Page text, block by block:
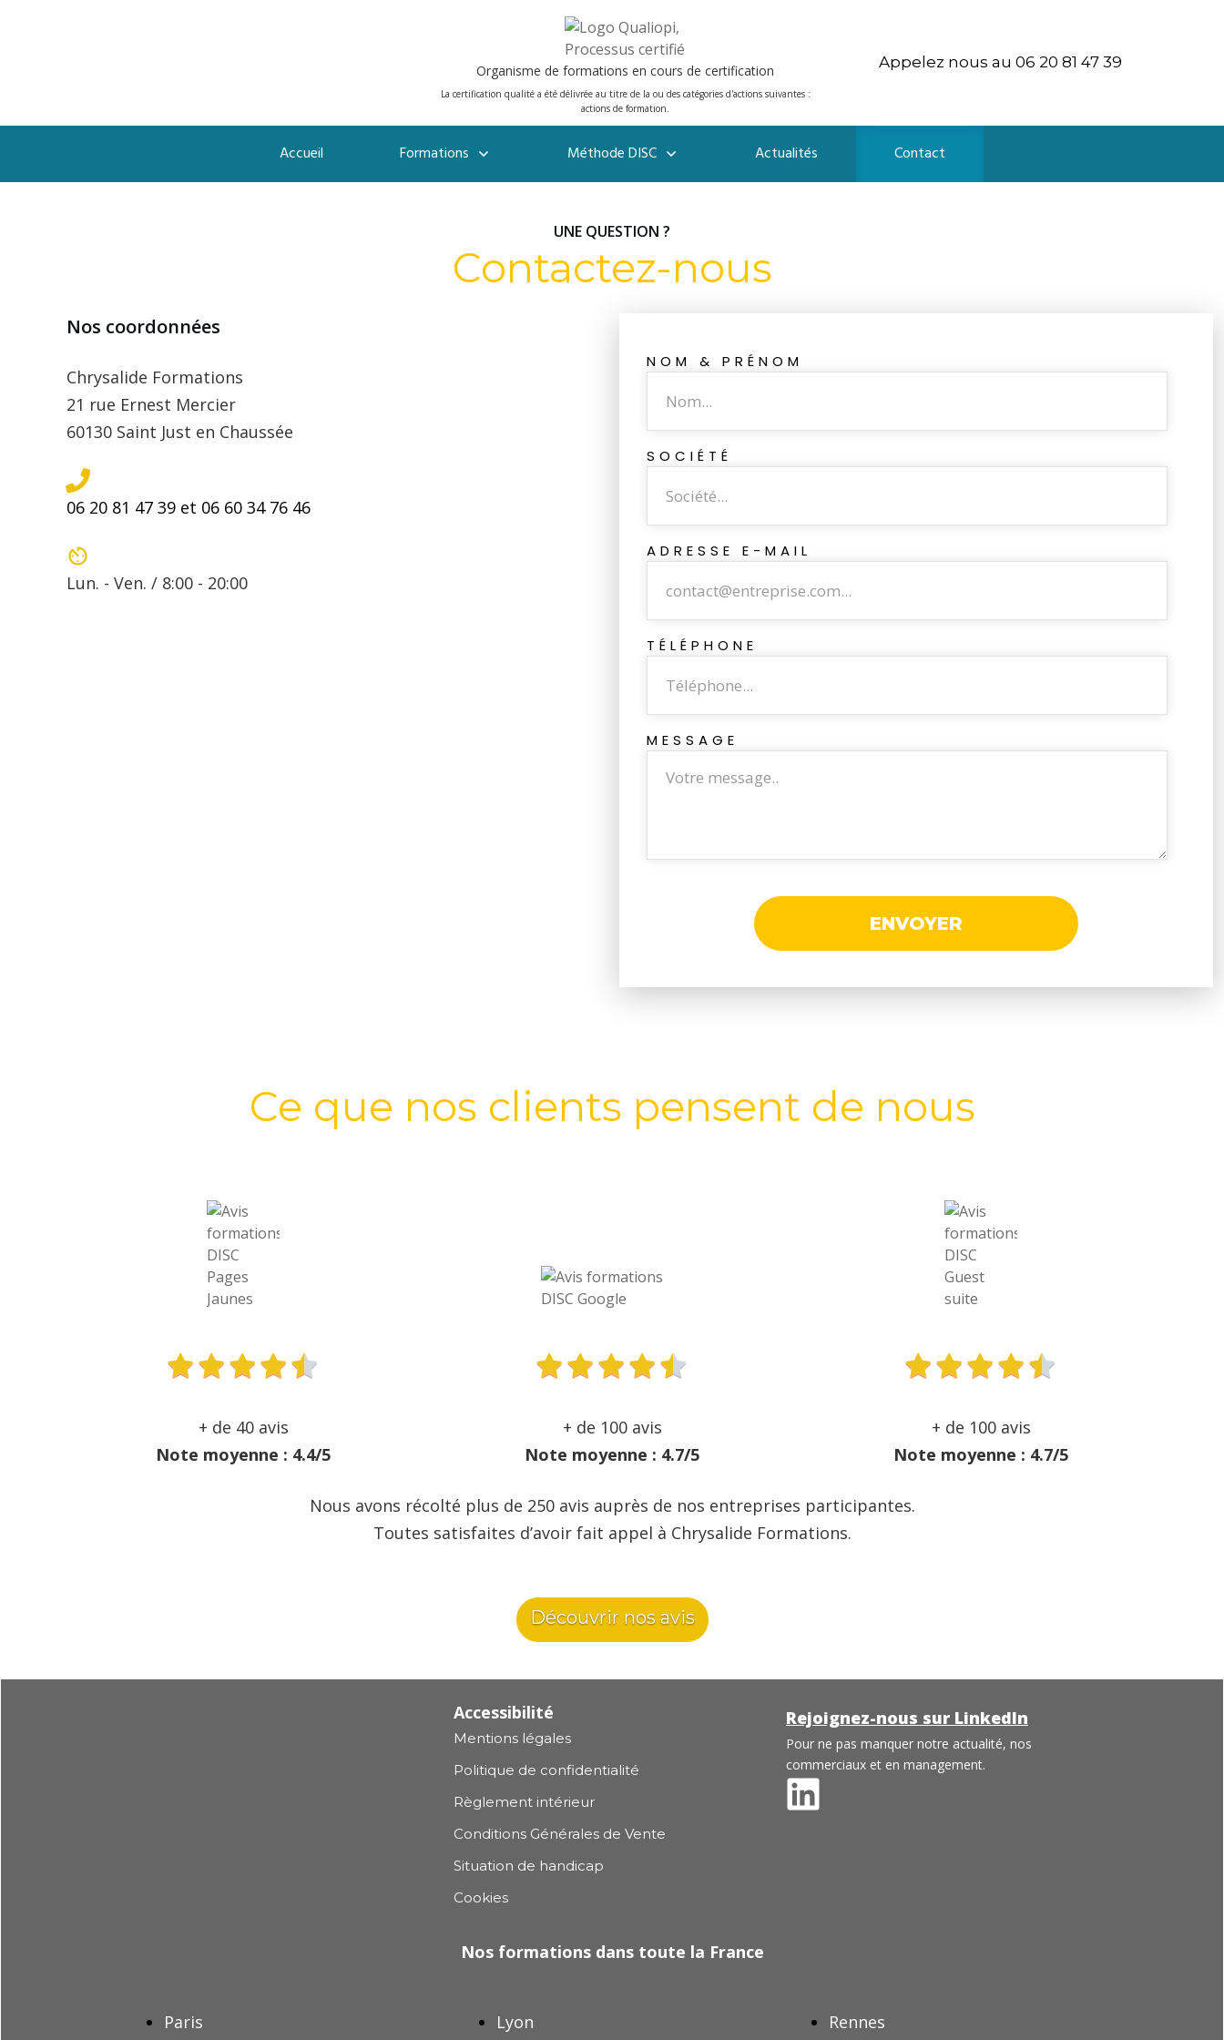
Organisme de formations en cours de certification
La certification qualité a été délivrée au titre de la ou des catégories d'actions suivantes :
actions de formation.
Appelez nous au 06 20 81 47 39
Accueil Formations Méthode DISC Actualités Contact
UNE QUESTION ?
Contactez-nous
Nos coordonnées
Chrysalide Formations
21 rue Ernest Mercier
60130 Saint Just en Chaussée
06 20 81 47 39 et 06 60 34 76 46
Lun. - Ven. / 8:00 - 20:00
NOM & PRÉNOM
SOCIÉTÉ
ADRESSE E-MAIL
TÉLÉPHONE
MESSAGE
ENVOYER
Ce que nos clients pensent de nous
+ de 40 avis
Note moyenne : 4.4/5
+ de 100 avis
Note moyenne : 4.7/5
+ de 100 avis
Note moyenne : 4.7/5
Nous avons récolté plus de 250 avis auprès de nos entreprises participantes.
Toutes satisfaites d’avoir fait appel à Chrysalide Formations.
Découvrir nos avis
Accessibilité
Mentions légales
Politique de confidentialité
Règlement intérieur
Conditions Générales de Vente
Situation de handicap
Cookies
Rejoignez-nous sur LinkedIn
Pour ne pas manquer notre actualité, nos
commerciaux et en management.
Nos formations dans toute la France
Paris Lyon Rennes